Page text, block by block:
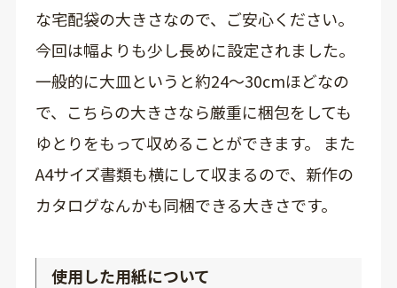
な宅配袋の大きさなので、ご安心ください。
今回は幅よりも少し長めに設定されました。
一般的に大皿というと約24～30cmほどなの
で、こちらの大きさなら厳重に梱包をしても
ゆとりをもって収めることができます。 また
A4サイズ書類も横にして収まるので、新作の
カタログなんかも同梱できる大きさです。
使用した用紙について